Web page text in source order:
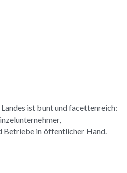
ist bunt und facettenreich:
Betriebe in öffentlicher Hand.